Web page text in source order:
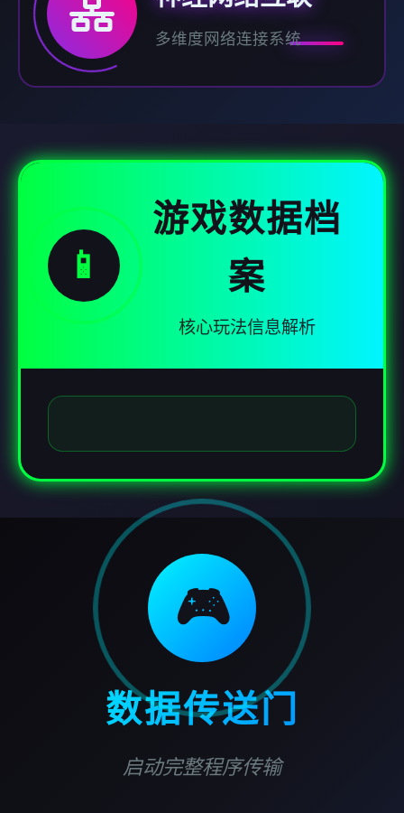
多维度网络连接系统
📱
游戏数据档
案
核心玩法信息解析
🎮
数据传送门
启动完整程序传输